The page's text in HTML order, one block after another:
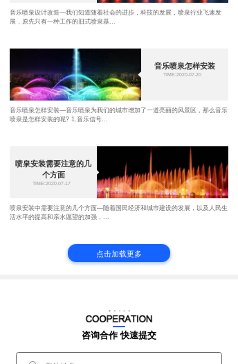
音乐喷泉设计改造—我们知道随着社会的进步，科技的发展，喷泉行业飞速发
展，原先只有一种工作的旧式喷泉基...
音乐喷泉怎样安装
TIME:2020-07-20
音乐喷泉怎样安装—音乐喷泉为我们的城市增加了一道亮丽的风景区，那么音乐
喷泉是怎样安装的呢? 1.音乐信号...
喷泉安装需要注意的几
个方面
TIME:2020-07-17
喷泉安装中需要注意的几个方面—随着国民经济和城市建设的发展，以及人民生
活水平的提高和亲水愿望的加强，...
点击加载更多
咨询合作 快速提交